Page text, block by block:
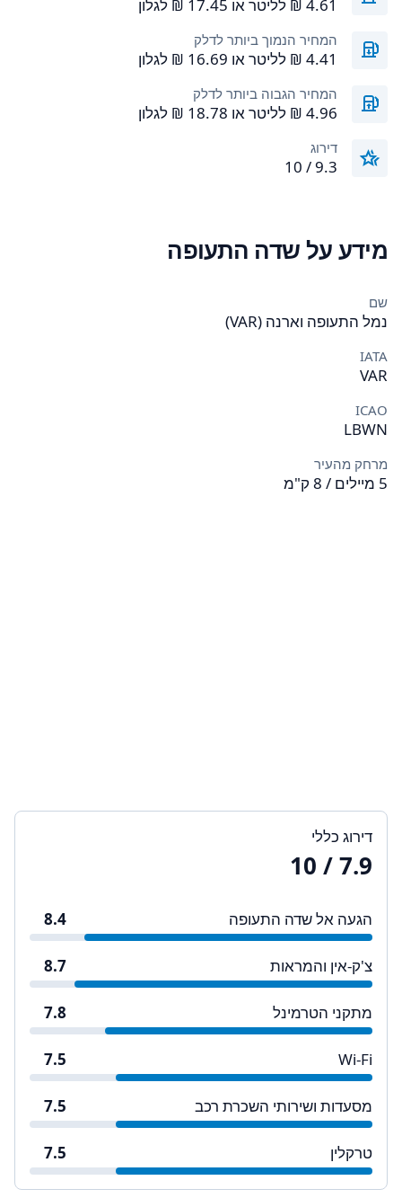
המחיר הנמוך ביותר לדלק
המחיר הגבוה ביותר לדלק
דירוג
9.3 / 10
מידע על שדה התעופה
שם
נמל התעופה וארנה (VAR)
IATA
VAR
ICAO
LBWN
מרחק מהעיר
5 מיילים / 8 ק"מ
דירוג כללי
7.9
/ 10
הגעה אל שדה התעופה 8.4
צ'ק-אין והמראות 8.7
מתקני הטרמינל 7.8
Wi-Fi
7.5
מסעדות ושירותי השכרת רכב 7.5
טרקלין 7.5